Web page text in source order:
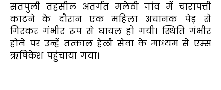
सतपुली तहसील अंतर्गत मलेठी गांव में चारापत्ती
काटने के दौरान एक महिला अचानक पेड़ से
गिरकर गंभीर रूप से घायल हो गयी। स्थिति गंभीर
होने पर उन्हें तत्काल हेली सेवा के माध्यम से एम्स
ऋषिकेश पहुंचाया गया।